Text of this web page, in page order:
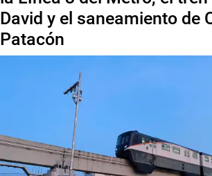
David y el saneamiento de
Patacón